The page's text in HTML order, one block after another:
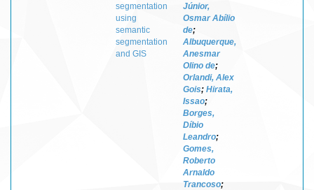
segmentation
using
semantic
segmentation
and GIS
Júnior,
Osmar Abílio
de;
Albuquerque,
Anesmar
Olino de;
Orlandi, Alex
Gois; Hirata,
Issao;
Borges,
Díbio
Leandro;
Gomes,
Roberto
Arnaldo
Trancoso;